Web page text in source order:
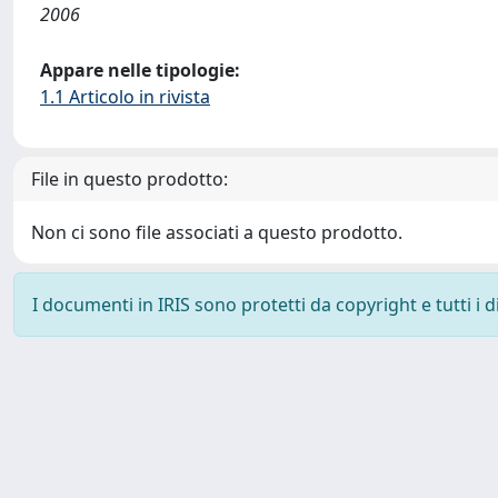
2006
Appare nelle tipologie:
1.1 Articolo in rivista
File in questo prodotto:
Non ci sono file associati a questo prodotto.
I documenti in IRIS sono protetti da copyright e tutti i